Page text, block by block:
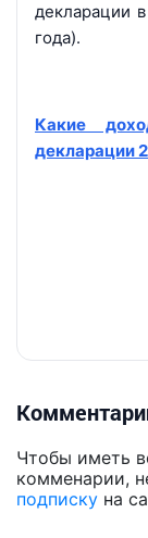
декларации
года).
Какие
декларации
Чтобы иметь
комменарии,
подписку на